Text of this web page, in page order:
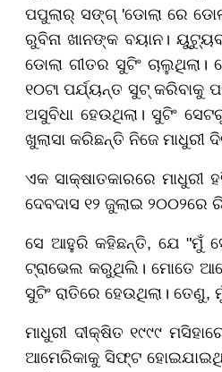
ପପୁଲାର୍ ସଙ୍ଗ୍ 'ଡୋଲା ରେ
ରୁବିନା ଖାନଙ୍କ ବୟାନ।
ଡୋଲା ଗୀତର ସୁଟିଂ
୧୦ଟା ପର୍ଯ୍ୟନ୍ତ ସୁଟ୍ କରିବାକୁ
ଅସୁବିଧା ହେଉଥିଲା। ସୁଟିଂ
ଖୁଲାସା କରିଛନ୍ତି ନିଜେ ମାଧୁରୀ
ଏକ ସାକ୍ଷାତକାରରେ
ଦେବଦାସ ୧୨ ଜୁଲାଇ
ସେ ଆହୁରି କହିଛନ୍ତି, ଯେ "ମୁଁ
ଟ୍ରାଭେଲ କରୁଥିଲି। ମୋତେ
ସୁଟିଂ ରାତିରେ ହେଉଥିଲା।
ମାଧୁରୀ ଦୀକ୍ଷିତ ୧୯୯୯
ଆମେରିକାକୁ ସିଫ୍ଟ